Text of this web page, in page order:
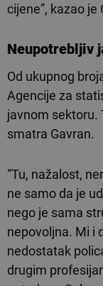
cijene”, kazao je
Neupotrebljiv
Od ukupnog
Agencije za
javnom sektoru.
smatra Gavran.
“Tu, nažalost,
ne samo da je
nego je sama
nepovoljna. Mi i
nedostatak
drugim